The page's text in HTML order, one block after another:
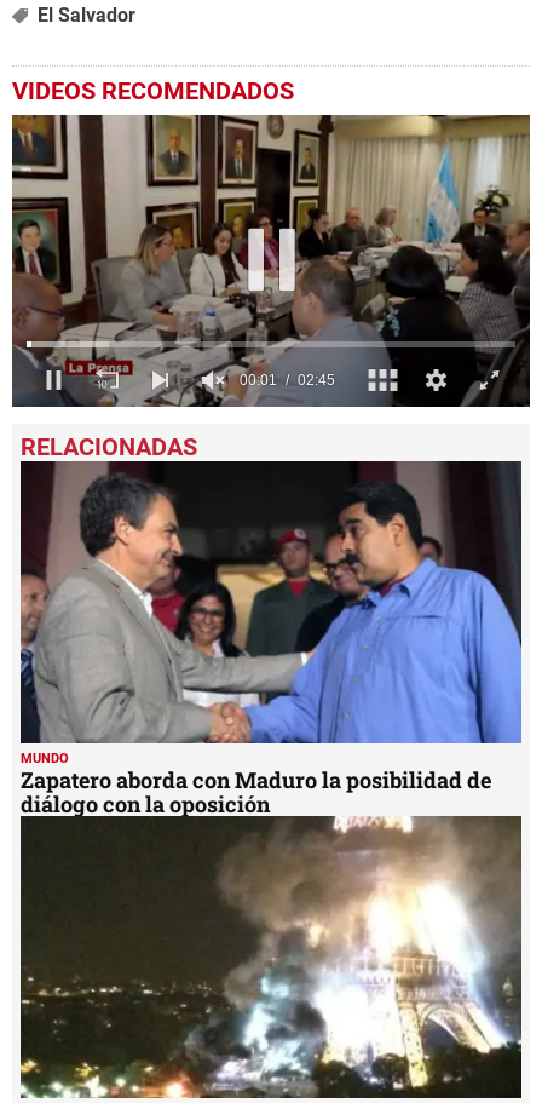
El Salvador
VIDEOS RECOMENDADOS
seconds
of
minutes,
seconds
MUNDO
Zapatero aborda con Maduro la posibilidad de
diálogo con la oposición